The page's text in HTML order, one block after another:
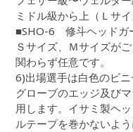
ミドル級から上（Ｌサイ
■SHO-6 修斗ヘッドガ
Ｓサイズ、Ｍサイズが
関わらず任意です。
6)出場選手は白色のビニ
グローブのエッジ及び
用します。イサミ製ヘ
ルテープを巻かないよう